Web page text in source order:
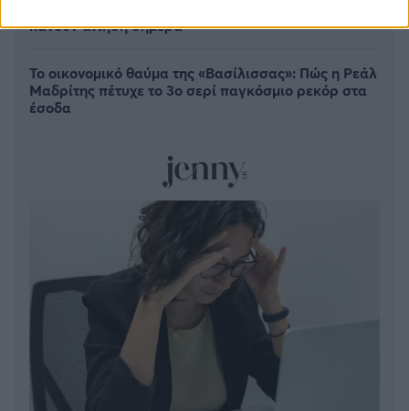
κάνουν αίτηση σήμερα
Το οικονομικό θαύμα της «Βασίλισσας»: Πώς η Ρεάλ
Μαδρίτης πέτυχε το 3ο σερί παγκόσμιο ρεκόρ στα
έσοδα